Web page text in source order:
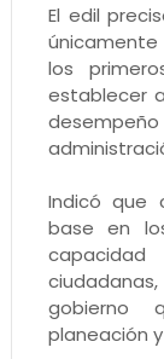
El edil
los
establecer
Indicó que
base en
gobierno
planeación